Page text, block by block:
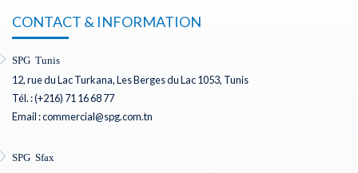
CONTACT & INFORMATION
SPG Tunis
12, rue du Lac Turkana, Les Berges du Lac 1053, Tunis
Tél. : (+216) 71 16 68 77
Email : commercial@spg.com.tn
SPG Sfax